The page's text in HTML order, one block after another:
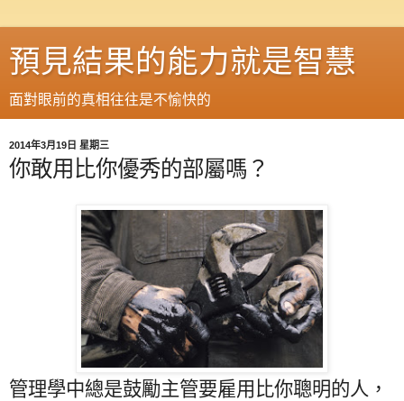
預見結果的能力就是智慧
面對眼前的真相往往是不愉快的
2014年3月19日 星期三
你敢用比你優秀的部屬嗎？
管理學中總是鼓勵主管要雇用比你聰明的人，